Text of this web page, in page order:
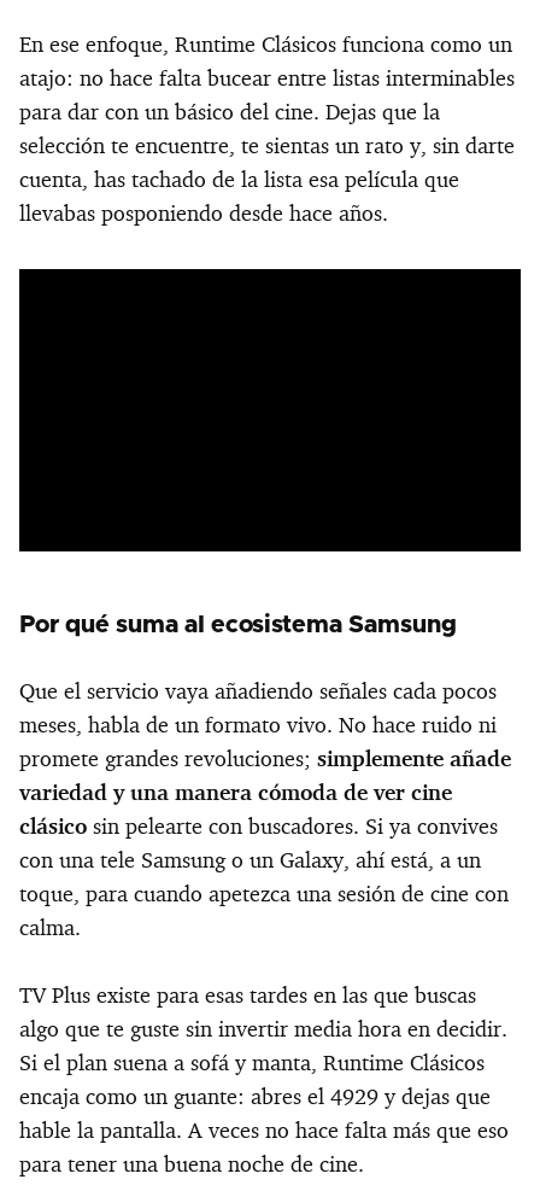
En ese enfoque, Runtime Clásicos funciona como un
atajo: no hace falta bucear entre listas interminables
para dar con un básico del cine. Dejas que la
selección te encuentre, te sientas un rato y, sin darte
cuenta, has tachado de la lista esa película que
llevabas posponiendo desde hace años.
Por qué suma al ecosistema Samsung
Que el servicio vaya añadiendo señales cada pocos
meses, habla de un formato vivo. No hace ruido ni
promete grandes revoluciones; simplemente añade
variedad y una manera cómoda de ver cine
clásico sin pelearte con buscadores. Si ya convives
con una tele Samsung o un Galaxy, ahí está, a un
toque, para cuando apetezca una sesión de cine con
calma.
TV Plus existe para esas tardes en las que buscas
algo que te guste sin invertir media hora en decidir.
Si el plan suena a sofá y manta, Runtime Clásicos
encaja como un guante: abres el 4929 y dejas que
hable la pantalla. A veces no hace falta más que eso
para tener una buena noche de cine.